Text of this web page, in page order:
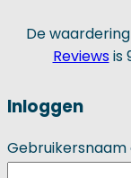
De
Reviewsis
Inloggen